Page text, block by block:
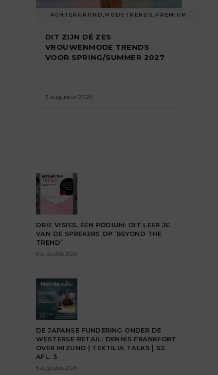
ACHTERGROND , MODETRENDS , PREMIUM
DIT ZIJN DÉ ZES
VROUWENMODE TRENDS
VOOR SPRING/SUMMER 2027
3 augustus 2026
DRIE VISIES, ÉÉN PODIUM: DIT LEER JE
VAN DE SPREKERS OP ‘BEYOND THE
TREND’
6 augustus 2026
DE JAPANSE FUNDERING ONDER DE
WESTERSE RETAIL: DENNIS FRANKFORT
OVER MIZUNO | TEXTILIA TALKS | S2.
AFL. 3
5 augustus 2026